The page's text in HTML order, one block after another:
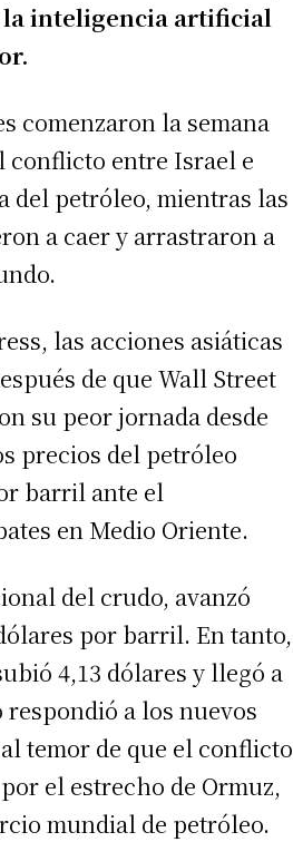
la inteligencia artificial
comenzaron la semana
conflicto entre Israel e
del petróleo, mientras las
a caer y arrastraron a
las acciones asiáticas
de que Wall Street
su peor jornada desde
precios del petróleo
barril ante el
en Medio Oriente.
del crudo, avanzó
por barril. En tanto,
4,13 dólares y llegó a
a los nuevos
temor de que el conflicto
el estrecho de Ormuz,
mundial de petróleo.